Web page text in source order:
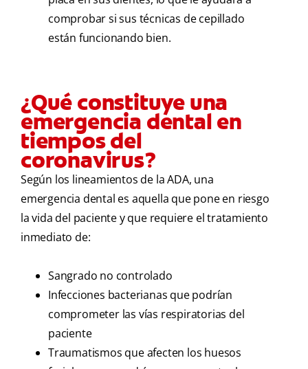
comprobar si sus técnicas de cepillado
están funcionando bien.
¿Qué constituye una
emergencia dental en
tiempos del
coronavirus?
Según los lineamientos de la ADA, una
emergencia dental es aquella que pone en riesgo
la vida del paciente y que requiere el tratamiento
inmediato de:
Sangrado no controlado
Infecciones bacterianas que podrían
comprometer las vías respiratorias del
paciente
Traumatismos que afecten los huesos